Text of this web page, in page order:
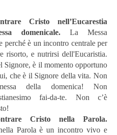
Cristo nell’Eucarestia
domenicale. La Messa
perché è un incontro centrale per
risorto, e nutrirsi dell'Eucaristia.
Signore, è il momento opportuno
che è il Signore della vita. Non
della domenica! Non
fai-da-te. Non c’è
Cristo nella Parola.
Parola è un incontro vivo e